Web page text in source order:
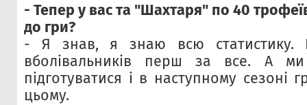
- Тепер у вас та "Шахтаря" по 40
до гри?
- Я знав, я знаю всю статистику.
вболівальників перш за все. А ми
підготуватися і в наступному сезоні
цьому.